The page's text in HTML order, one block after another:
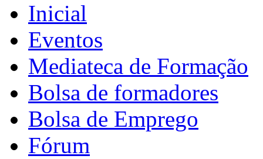
Inicial
Eventos
Mediateca de Formação
Bolsa de formadores
Bolsa de Emprego
Fórum